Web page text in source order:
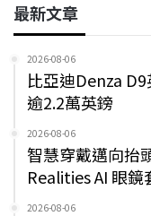
最新文章
2026-08-06
比亞迪Denza
逾2.2萬英鎊
2026-08-06
智慧穿戴邁向抬
Realities AI 眼鏡
2026-08-06